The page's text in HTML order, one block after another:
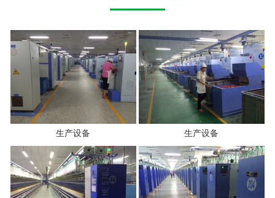
生产设备 生产设备